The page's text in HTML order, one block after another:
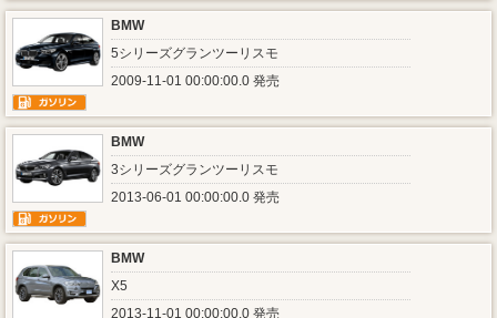
BMW
5シリーズグランツーリスモ
2009-11-01 00:00:00.0 発売
BMW
3シリーズグランツーリスモ
2013-06-01 00:00:00.0 発売
BMW
X5
2013-11-01 00:00:00.0 発売